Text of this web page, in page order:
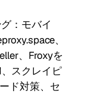
：モバイ
、
、Froxyを
スクレイピ
ド対策、セ